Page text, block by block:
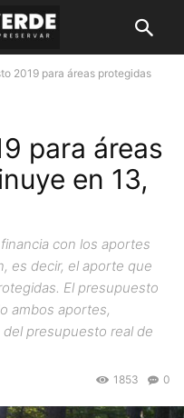
2019 para áreas protegidas
para áreas
en 13,
con los aportes
es decir, el aporte que
El presupuesto
ambos aportes,
presupuesto real de
0
1853